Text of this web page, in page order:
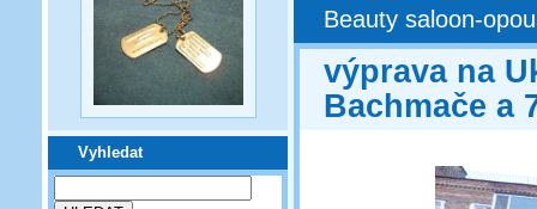
Vyhledat
Beauty saloon-
výprava na
Bachmače a